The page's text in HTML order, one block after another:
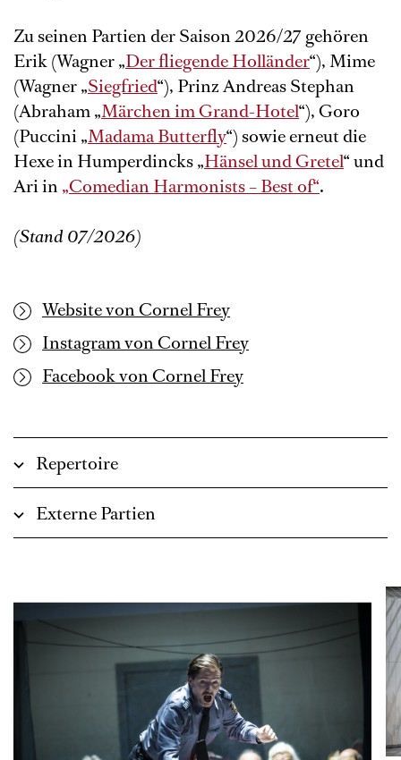
Zu seinen Partien der Saison 2026/27 gehören
Erik (Wagner „Der fliegende Holländer“), Mime
(Wagner „Siegfried“), Prinz Andreas Stephan
(Abraham „Märchen im Grand-Hotel“), Goro
(Puccini „Madama Butterfly“) sowie erneut die
Hexe in Humperdincks „Hänsel und Gretel“ und
Ari in„Comedian Harmonists – Best of“.
(Stand 07/2026)
Website von Cornel Frey
Instagram von Cornel Frey
Facebook von Cornel Frey
Repertoire
Externe Partien